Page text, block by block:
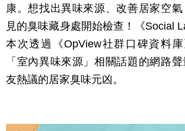
康。想找出異味來源、改善居家空
見的臭味藏身處開始檢查！《Social
本次透過《OpView社群口碑資料
「室內異味來源」相關話題的網路
友熱議的居家臭味元凶。